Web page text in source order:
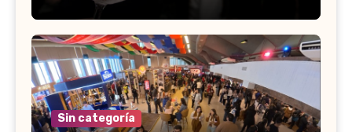
Sin categoría